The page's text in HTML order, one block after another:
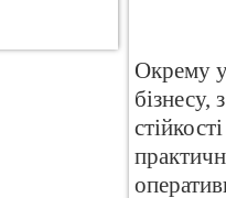
Окрему
бізнесу,